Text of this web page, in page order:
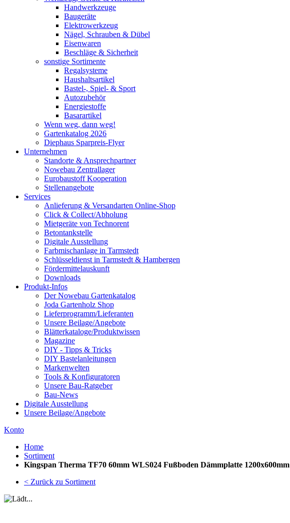
Handwerkzeuge
Baugeräte
Elektrowerkzeug
Nägel, Schrauben & Dübel
Eisenwaren
Beschläge & Sicherheit
sonstige Sortimente
Regalsysteme
Haushaltsartikel
Bastel-, Spiel- & Sport
Autozubehör
Energiestoffe
Basarartikel
Wenn weg, dann weg!
Gartenkatalog 2026
Diephaus Sparpreis-Flyer
Unternehmen
Standorte & Ansprechpartner
Nowebau Zentrallager
Eurobaustoff Kooperation
Stellenangebote
Services
Anlieferung & Versandarten Online-Shop
Click & Collect/Abholung
Mietgeräte von Technorent
Betontankstelle
Digitale Ausstellung
Farbmischanlage in Tarmstedt
Schlüsseldienst in Tarmstedt & Hambergen
Fördermittelauskunft
Downloads
Produkt-Infos
Der Nowebau Gartenkatalog
Joda Gartenholz Shop
Lieferprogramm/Lieferanten
Unsere Beilage/Angebote
Blätterkataloge/Produktwissen
Magazine
DIY - Tipps & Tricks
DIY Bastelanleitungen
Markenwelten
Tools & Konfiguratoren
Unsere Bau-Ratgeber
Bau-News
Digitale Ausstellung
Unsere Beilage/Angebote
Konto
Home
Sortiment
Kingspan Therma TF70 60mm WLS024 Fußboden Dämmplatte 1200x600mm
< Zurück zu Sortiment